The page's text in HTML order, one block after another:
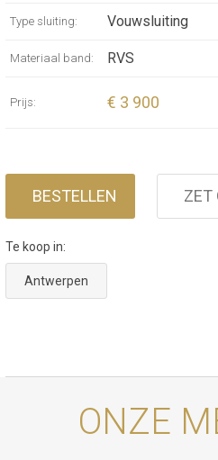
Type sluiting: Vouwsluiting
Materiaal band: RVS
Prijs: € 3 900
BESTELLEN ZET
Te koop in:
Antwerpen
ONZE